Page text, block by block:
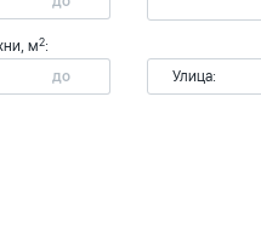
м2:
Улица: